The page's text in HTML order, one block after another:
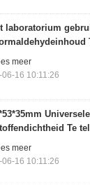
laboratorium
meer
16 10:11:26
Te
meer
16 10:11:26